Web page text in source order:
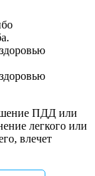
ПДД или
легкого или
влечет